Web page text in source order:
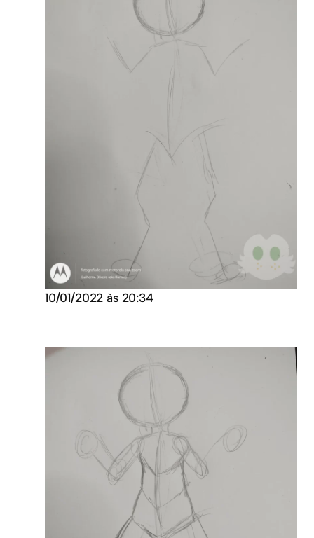
10/01/2022 às 20:34